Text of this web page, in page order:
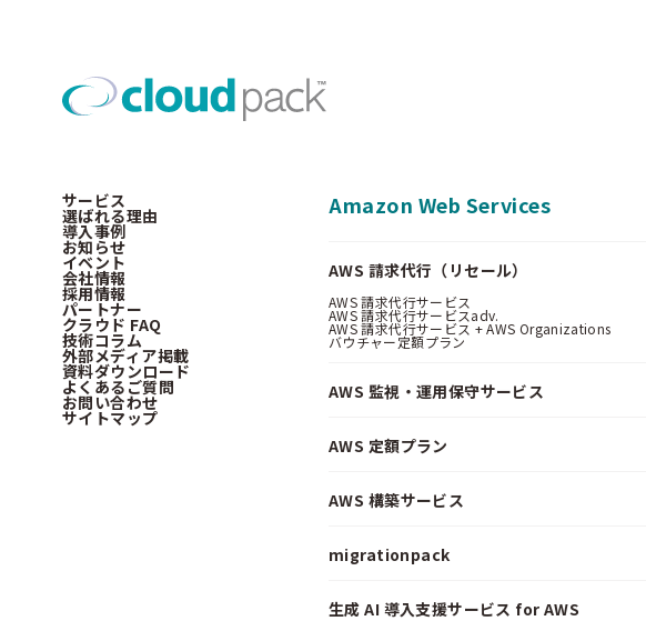
サービス
選ばれる理由
導入事例
お知らせ
イベント
会社情報
採用情報
パートナー
クラウド FAQ
技術コラム
外部メディア掲載
資料ダウンロード
よくあるご質問
お問い合わせ
サイトマップ
Amazon Web Services
AWS 請求代行（リセール）
AWS 請求代行サービス
AWS 請求代行サービスadv.
AWS 請求代行サービス + AWS Organizations
バウチャー定額プラン
AWS 監視・運用保守サービス
AWS 定額プラン
AWS 構築サービス
migrationpack
生成 AI 導入支援サービス for AWS